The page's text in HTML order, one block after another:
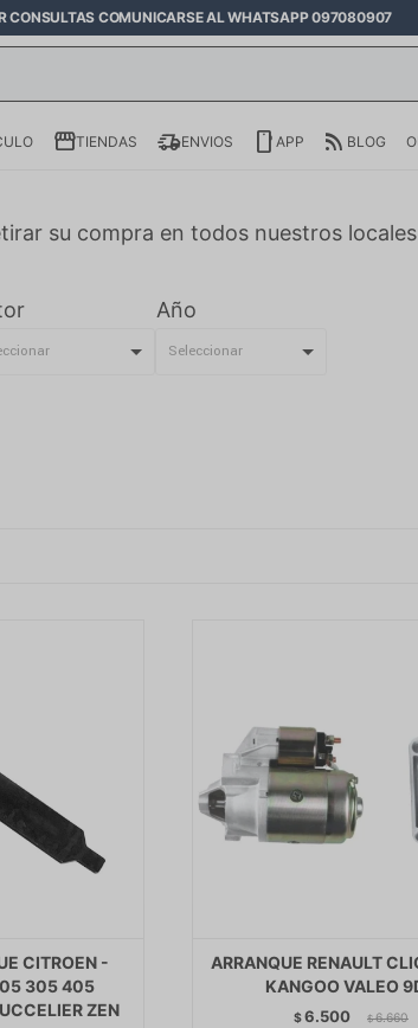
CONSULTAS COMUNICARSE AL WHATSAPP 097080907
TIENDAS ENVIOS APP BLOG
su compra en todos nuestros
Año
CITROEN -
305 405
ZEN
ARRANQUE RENAULT
KANGOO VALEO
$6.500 $ 6.660